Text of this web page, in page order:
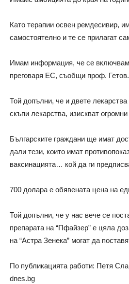
Като терапии освен ремдесивир,
самостоятелно и те се прилагат
Имам информация, че се
преговаря ЕС, съобщи проф. Гетов.
Той допълни, че и двете
скъпи лекарства, изискват
Българските граждани ще имат
дали тези, които имат
ваксинацията… кой да ги
700 долара е обявената цена на
Той допълни, че у нас вече се
препарата на “Пфайзер” е цяла
на “Астра Зенека” могат да
По публикацията работи: Петя
dnes.bg